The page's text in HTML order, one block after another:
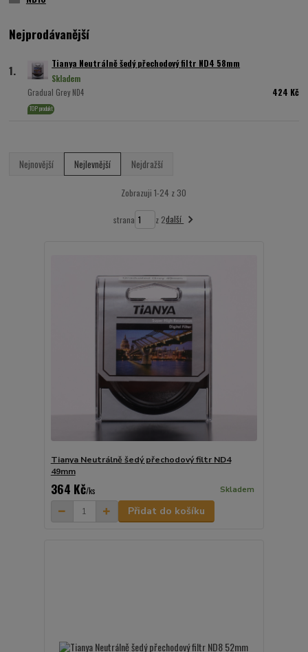
Nejprodávanější
1. Tianya Neutrálně šedý přechodový filtr ND4 58mm
Gradual Grey ND4
Skladem
TOP produkt
424 Kč
Nejnovější Nejlevnější Nejdražší
Zobrazuji 1-24 z 30
strana z 2další
Tianya Neutrálně šedý přechodový filtr ND4
49mm
364 Kč/ks Skladem
Přidat do košíku